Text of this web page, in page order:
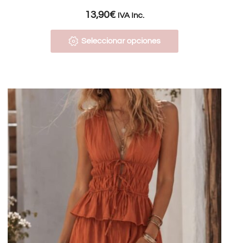
13,90€ IVA Inc.
Seleccionar opciones